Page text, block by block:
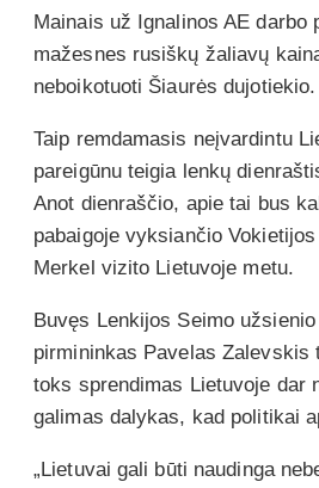
Mainais už Ignalinos AE darbo
mažesnes rusiškų žaliavų
neboikotuoti Šiaurės dujotiekio.
Taip remdamasis neįvardintu
pareigūnu teigia lenkų
Anot dienraščio, apie tai bus
pabaigoje vyksiančio
Merkel vizito Lietuvoje metu.
Buvęs Lenkijos Seimo
pirmininkas Pavelas Zalevskis
toks sprendimas Lietuvoje dar
galimas dalykas, kad politikai
„Lietuvai gali būti naudinga